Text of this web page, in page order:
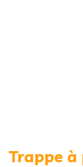
Trappe à